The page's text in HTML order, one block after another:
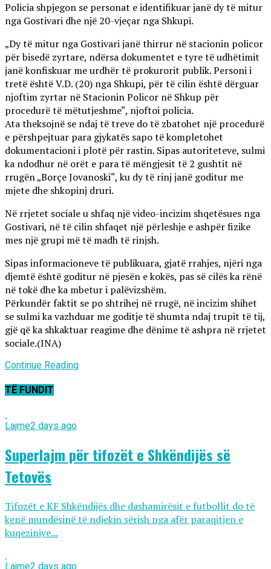
Policia shpjegon se personat e identifikuar janë dy të mitur
nga Gostivari dhe një 20-vjeçar nga Shkupi.
„Dy të mitur nga Gostivari janë thirrur në stacionin policor
për bisedë zyrtare, ndërsa dokumentet e tyre të udhëtimit
janë konfiskuar me urdhër të prokurorit publik. Personi i
tretë është V.D. (20) nga Shkupi, për të cilin është dërguar
njoftim zyrtar në Stacionin Policor në Shkup për
procedurë të mëtutjeshme“, njoftoi policia.
Ata theksojnë se ndaj të treve do të zbatohet një procedurë
e përshpejtuar para gjykatës sapo të kompletohet
dokumentacioni i plotë për rastin. Sipas autoriteteve, sulmi
ka ndodhur në orët e para të mëngjesit të 2 gushtit në
rrugën „Borçe Jovanoski“, ku dy të rinj janë goditur me
mjete dhe shkopinj druri.
Në rrjetet sociale u shfaq një video-incizim shqetësues nga
Gostivari, në të cilin shfaqet një përleshje e ashpër fizike
mes një grupi më të madh të rinjsh.
Sipas informacioneve të publikuara, gjatë rrahjes, njëri nga
djemtë është goditur në pjesën e kokës, pas së cilës ka rënë
në tokë dhe ka mbetur i palëvizshëm.
Përkundër faktit se po shtrihej në rrugë, në incizim shihet
se sulmi ka vazhduar me goditje të shumta ndaj trupit të tij,
gjë që ka shkaktuar reagime dhe dënime të ashpra në rrjetet
sociale.(INA)
Continue Reading
TË FUNDIT
Lajme2 days ago
Superlajm për tifozët e Shkëndijës së
Tetovës
Tifozët e KF Shkëndijës dhe dashamirësit e futbollit do të
kenë mundësinë të ndjekin sërish nga afër paraqitjen e
kuqezinjve...
Lajme2 days ago